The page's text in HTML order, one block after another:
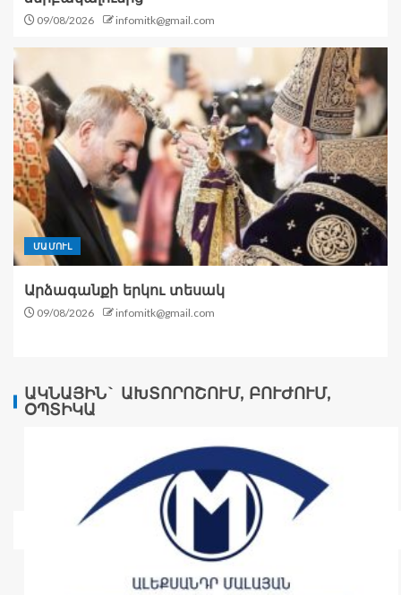
09/08/2026 infomitk@gmail.com
ՄԱՄՈՒԼ
Արձագանքի երկու տեսակ
09/08/2026 infomitk@gmail.com
ԱԿՆԱՅԻՆ` ԱԽՏՈՐՈՇՈՒՄ, ԲՈՒԺՈՒՄ,
ՕՊՏԻԿԱ